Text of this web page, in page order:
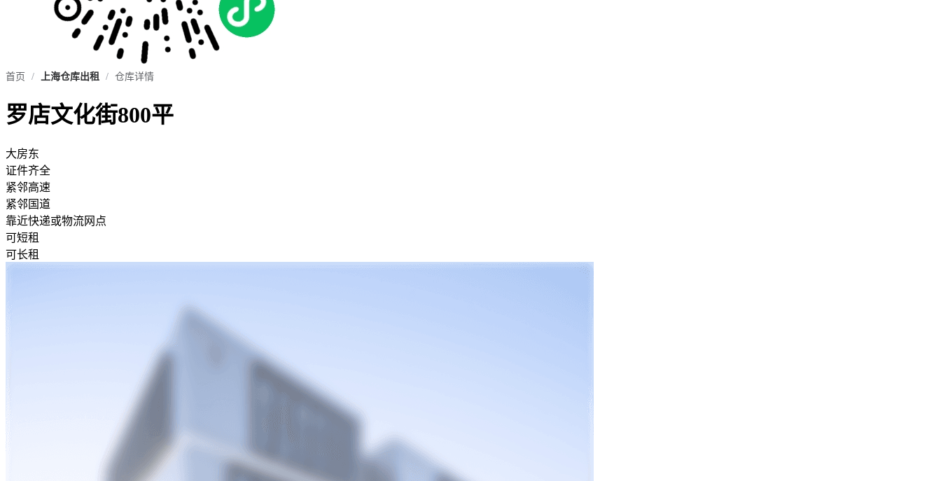
首页 / 上海仓库出租 / 仓库详情
罗店文化街800平
大房东
证件齐全
紧邻高速
紧邻国道
靠近快递或物流网点
可短租
可长租